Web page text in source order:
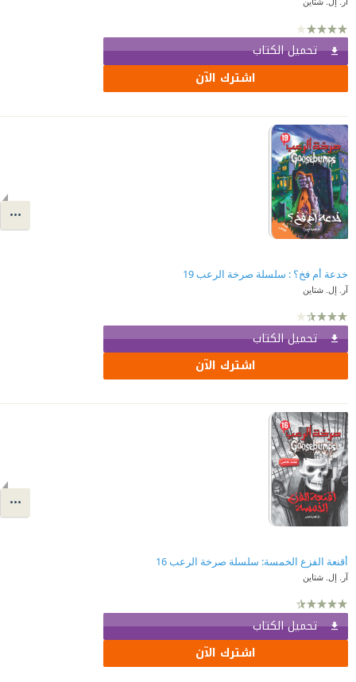
تحميل الكتاب
اشترك الآن
خدعة أم فخ؟ : سلسلة صرخة الرعب 19
آر. إل. شتاين
تحميل الكتاب
اشترك الآن
أقنعة الفزع الخمسة: سلسلة صرخة الرعب 16
آر. إل. شتاين
تحميل الكتاب
اشترك الآن